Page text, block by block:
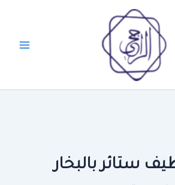
ستائر بالبخار